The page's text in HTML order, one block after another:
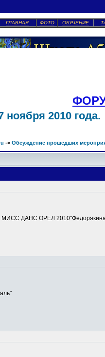
ГЛАВНАЯ ФОТО ОБУЧЕНИЕ
ноября 2010 года.
-> Обсуждение прошедших
МИСС ДАНС ОРЕЛ 2010"Федорякина